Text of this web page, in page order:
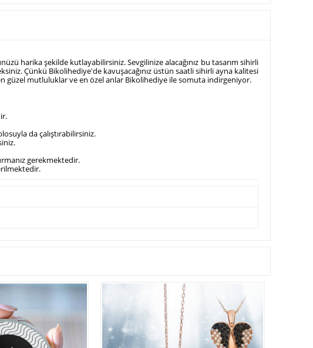
harika şekilde kutlayabilirsiniz. Sevgilinize alacağınız bu tasarım sihirli
Çünkü Bikolihediye'de kavuşacağınız üstün saatli sihirli ayna kalitesi
güzel mutluluklar ve en özel anlar Bikolihediye ile somuta indirgeniyor.
da çalıştırabilirsiniz.
gerekmektedir.